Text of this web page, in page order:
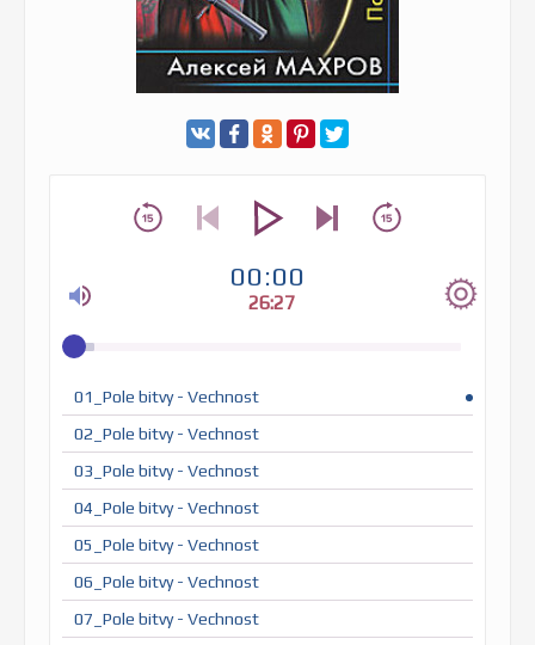
00:00
26:27
01_Pole bitvy - Vechnost
02_Pole bitvy - Vechnost
03_Pole bitvy - Vechnost
04_Pole bitvy - Vechnost
05_Pole bitvy - Vechnost
06_Pole bitvy - Vechnost
07_Pole bitvy - Vechnost